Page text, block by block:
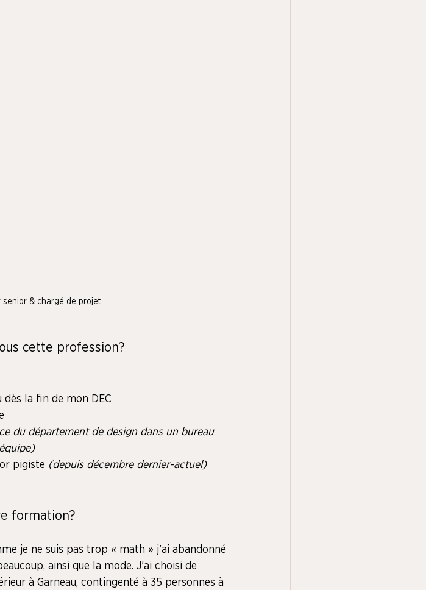
senior & chargé de projet
cette profession?
la fin de mon DEC
du département de design dans un bureau
pigiste (depuis décembre dernier-actuel)
formation?
je ne suis pas trop « math » j’ai abandonné
ainsi que la mode. J’ai choisi de
à Garneau, contingenté à 35 personnes à